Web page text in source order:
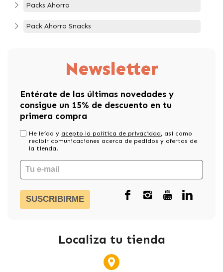
Packs Ahorro
Pack Ahorro Snacks
Newsletter
Entérate de las últimas novedades y
consigue un 15% de descuento en tu
primera compra
He leído y acepto la política de privacidad, asi como
recibir comunicaciones acerca de pedidos y ofertas de
la tienda.
SUSCRIBIRME
Localiza tu tienda